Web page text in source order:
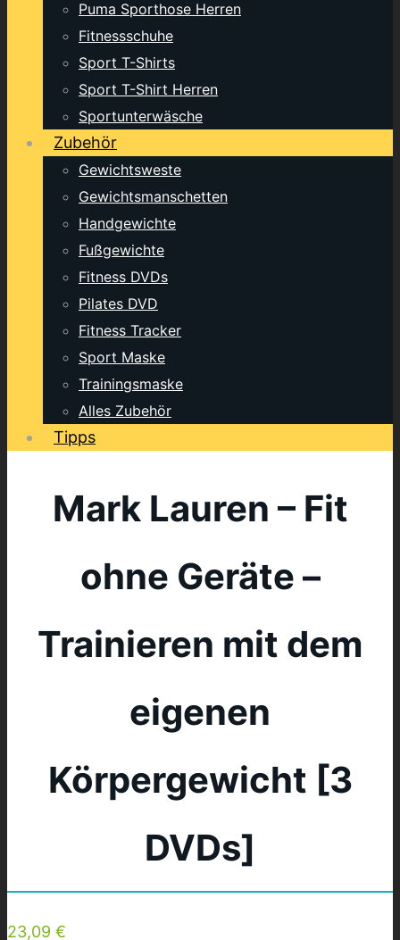
Puma Sporthose Herren
Fitnessschuhe
Sport T-Shirts
Sport T-Shirt Herren
Sportunterwäsche
Zubehör
Gewichtsweste
Gewichtsmanschetten
Handgewichte
Fußgewichte
Fitness DVDs
Pilates DVD
Fitness Tracker
Sport Maske
Trainingsmaske
Alles Zubehör
Tipps
Mark Lauren – Fit
ohne Geräte –
Trainieren mit dem
eigenen
Körpergewicht [3
DVDs]
23,09 €